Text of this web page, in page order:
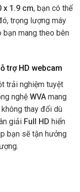
x 1.9 cm, bạn có thể
trọng lượng máy
bạn mang theo bên
trợ HD webcam
trải nghiệm tuyệt
nghệ WVA mang
thay đổi dù
giải Full HD hiển
bạn sẽ tận hưởng